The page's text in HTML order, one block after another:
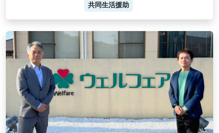
共同生活援助